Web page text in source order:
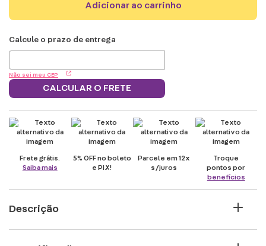
adicionar ao carrinho
Não sei meu CEP
CALCULAR O FRETE
Frete grátis.
Saiba mais
5% OFF no boleto
e PIX!
Parcele em 12x
s/juros
Troque
pontos por
benefícios
Descrição